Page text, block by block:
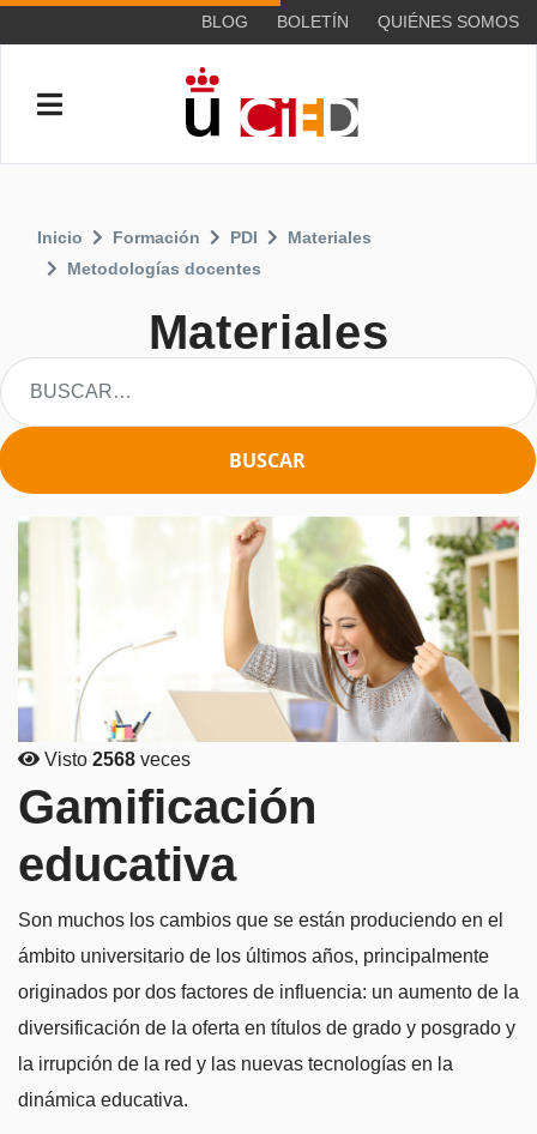
BLOG BOLETÍN QUIÉNES SOMOS
Materiales
Inicio Formación PDI
Materiales
Metodologías docentes
BUSCAR
Visto 2568 veces
Gamificación
educativa
Son muchos los cambios que se están produciendo en el
ámbito universitario de los últimos años, principalmente
originados por dos factores de influencia: un aumento de la
diversificación de la oferta en títulos de grado y posgrado y
la irrupción de la red y las nuevas tecnologías en la
dinámica educativa.